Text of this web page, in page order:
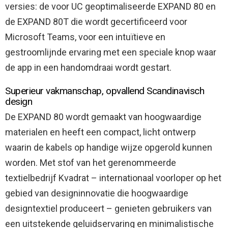
versies: de voor UC geoptimaliseerde EXPAND 80 en
de EXPAND 80T die wordt gecertificeerd voor
Microsoft Teams, voor een intuïtieve en
gestroomlijnde ervaring met een speciale knop waar
de app in een handomdraai wordt gestart.
Superieur vakmanschap, opvallend Scandinavisch
design
De EXPAND 80 wordt gemaakt van hoogwaardige
materialen en heeft een compact, licht ontwerp
waarin de kabels op handige wijze opgerold kunnen
worden. Met stof van het gerenommeerde
textielbedrijf Kvadrat – internationaal voorloper op het
gebied van designinnovatie die hoogwaardige
designtextiel produceert – genieten gebruikers van
een uitstekende geluidservaring en minimalistische